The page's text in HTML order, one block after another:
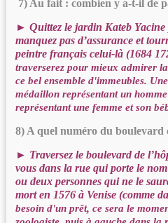
7) Au fait : combien y a-t-il de
► Quittez le jardin Kateb
manquez pas d’assurance et
peintre français celui-là (1684
traverserez pour mieux admirer
ce bel ensemble d'immeubles.
médaillon représentant un
représentant une femme et son
8) A quel numéro du boulevard
► Traversez le boulevard de
vous dans la rue qui porte le
ou deux personnes qui ne le
mort en 1576 à Venise (comme
besoin d'un prêt, ce sera le